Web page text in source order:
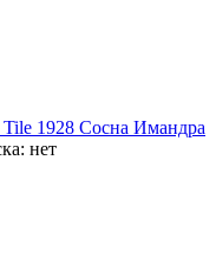
1928 Сосна Имандра
нет